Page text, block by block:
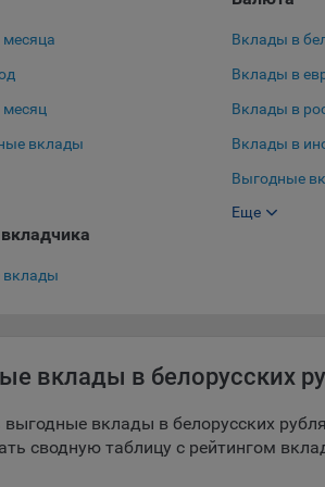
файлы
для
вклады
Вклады в
Вклады в
Вклады в
Вклады в
Выгодные
Выгодные
Еще
вклады
вклады в белорусских
выгодные вклады в белорусских
сводную таблицу с рейтингом